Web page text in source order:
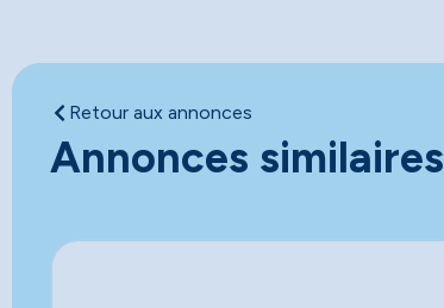
Retour aux annonces
Annonces similaires